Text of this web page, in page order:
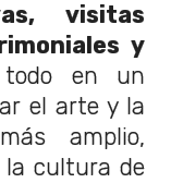
visitas
y
en un
el arte y la
amplio,
la cultura de